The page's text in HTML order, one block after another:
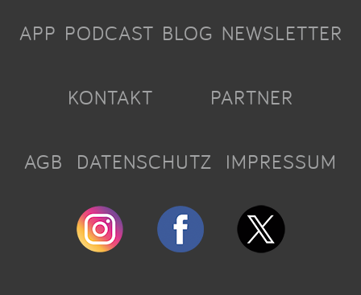
APP PODCAST BLOG NEWSLETTER
KONTAKT PARTNER
AGB DATENSCHUTZ IMPRESSUM